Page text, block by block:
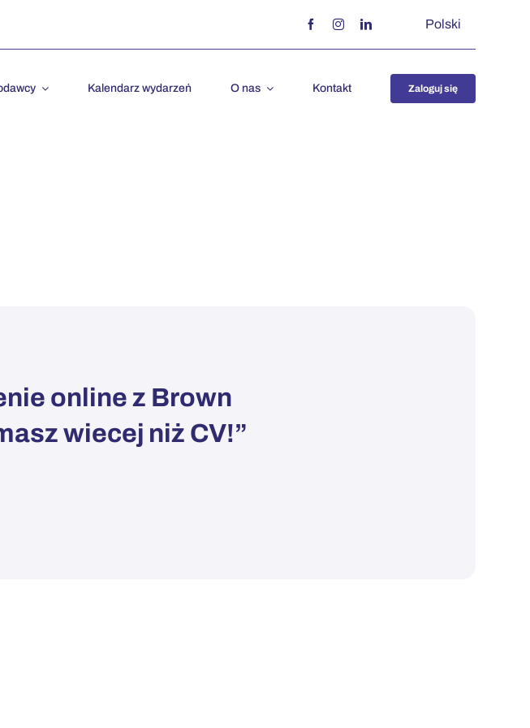
Polski
Kalendarz wydarzeń O nas Kontakt Zaloguj się
online z Brown
wiecej niż CV!”